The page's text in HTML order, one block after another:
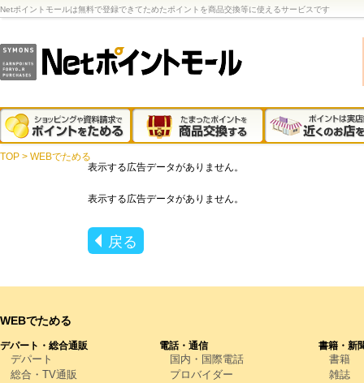
Netポイントモールは無料で登録できてためたポイントを商品交換等に使えるサービスです
TOP > WEBでためる
表示する広告データがありません。
表示する広告データがありません。
戻る
WEBでためる
デパート・総合通販
デパート
総合・TV通販
電話・通信
国内・国際電話
プロバイダー
書籍・新
書籍
雑誌